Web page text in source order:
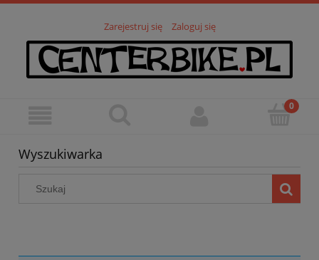
Zarejestruj się Zaloguj się
Wyszukiwarka